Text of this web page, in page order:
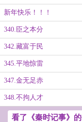
新年快乐！！！
340.臣之本分
342.藏富于民
345.平地惊雷
347.金无足赤
348.不拘人才
看了《秦时记事》